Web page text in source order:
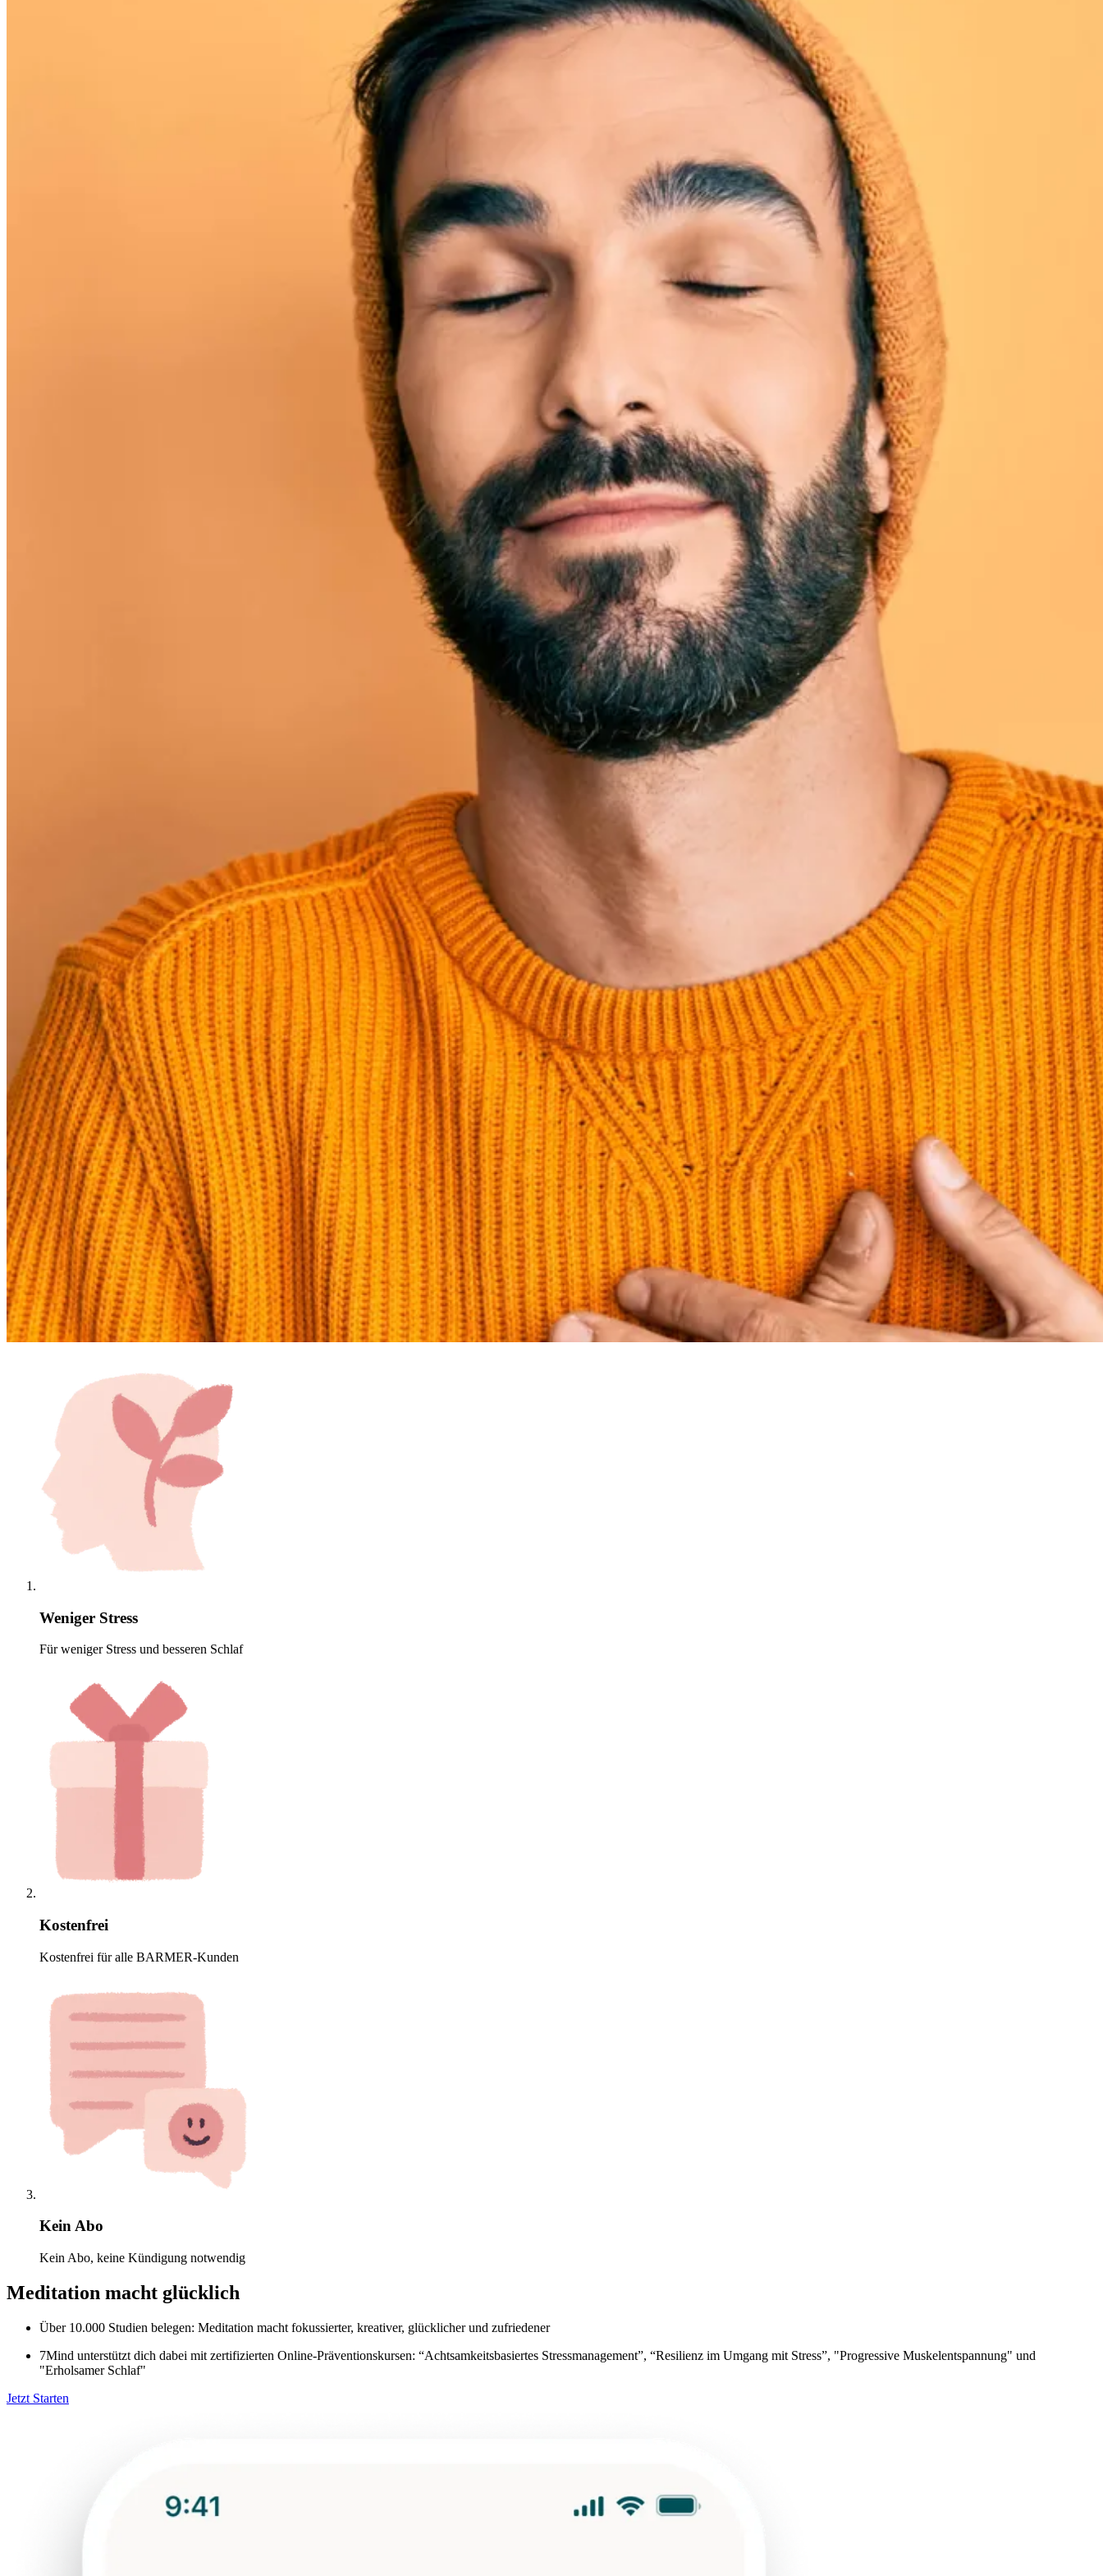
Weniger Stress
Für weniger Stress und besseren Schlaf
Kostenfrei
Kostenfrei für alle BARMER-Kunden
Kein Abo
Kein Abo, keine Kündigung notwendig
Meditation macht glücklich
Über 10.000 Studien belegen: Meditation macht fokussierter, kreativer, glücklicher und zufriedener
7Mind unterstützt dich dabei mit zertifizierten Online-Präventionskursen: “Achtsamkeitsbasiertes Stressmanagement”, “Resilienz im Umgang mit Stress”, "Progressive Muskelentspannung" und
"Erholsamer Schlaf"
Jetzt Starten